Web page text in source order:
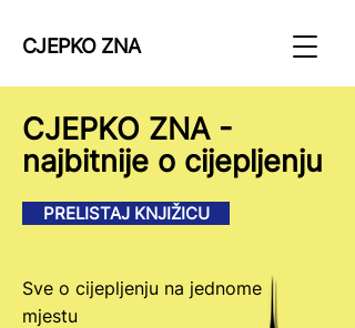
CJEPKO ZNA
CJEPKO ZNA -
najbitnije o cijepljenju
PRELISTAJ KNJIŽICU
Sve o cijepljenju na jednome
mjestu